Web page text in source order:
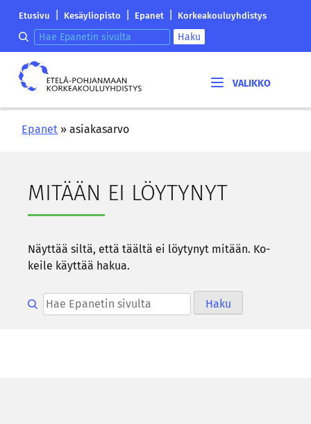
Etelä-
korkeakouluyhdistyksen
saapumissivu
Etusivu Kesäyliopisto Epanet Korkeakouluyhdistys
Hae epanetin sivulta Haku
Etelä-
Pohjanmaan
Epanet »asiakasarvo
MI­TÄÄN EI LÖY­TY­NYT
Näyt­tää siltä, että tääl­tä ei löy­ty­nyt mi­tään. Ko­
kei­le käyt­tää hakua.
Hae epanetin sivulta Haku